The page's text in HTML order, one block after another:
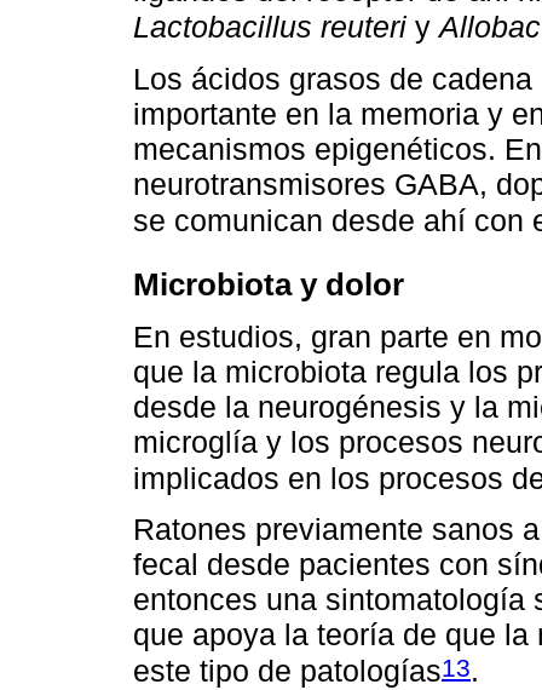
Lactobacillus reuteri y
Los ácidos grasos de
importante en la memoria y
mecanismos epigenéticos.
neurotransmisores GABA,
se comunican desde ahí con
Microbiota y dolor
En estudios, gran parte en
que la microbiota regula los
desde la neurogénesis y la
microglía y los procesos
implicados en los procesos
Ratones previamente sanos
fecal desde pacientes con
entonces una sintomatología
que apoya la teoría de que
este tipo de patologías13.